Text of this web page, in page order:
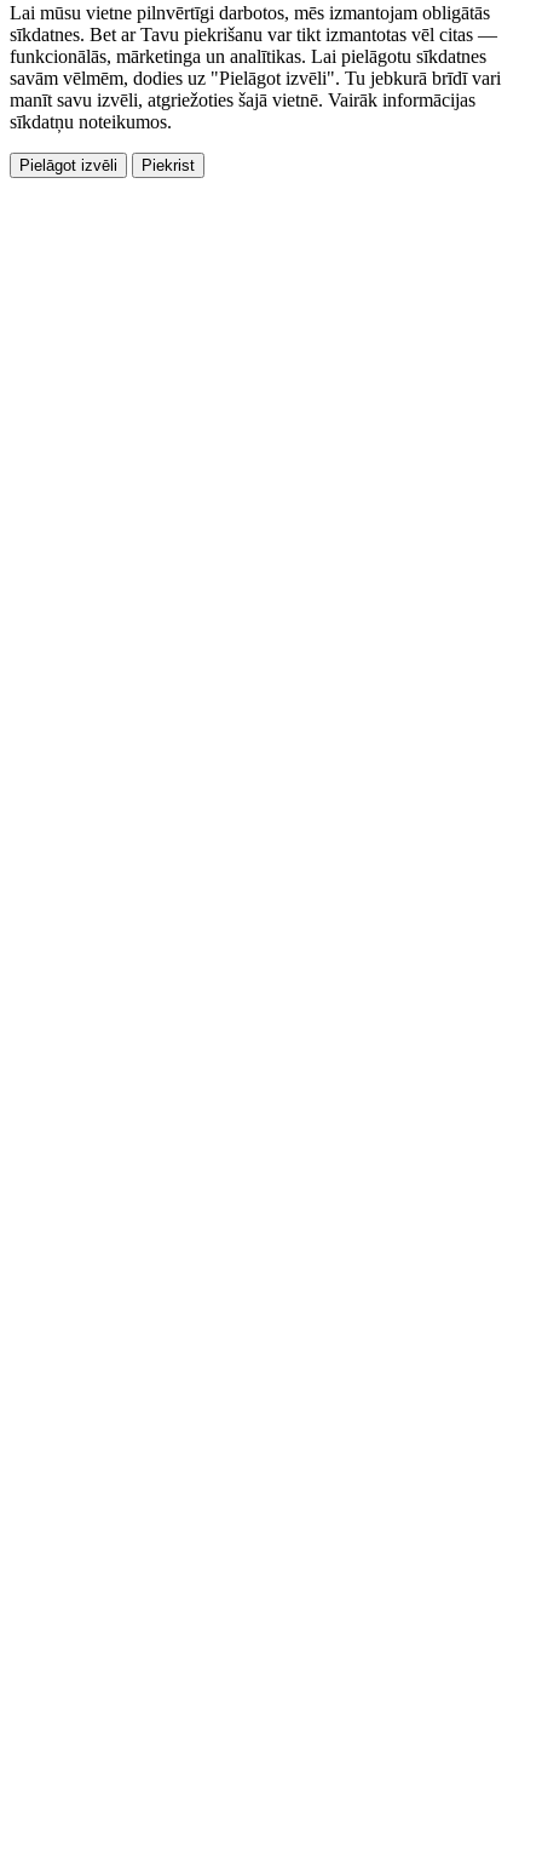
Lai mūsu vietne pilnvērtīgi darbotos, mēs izmantojam obligātās
sīkdatnes. Bet ar Tavu piekrišanu var tikt izmantotas vēl citas —
funkcionālās, mārketinga un analītikas. Lai pielāgotu sīkdatnes
savām vēlmēm, dodies uz "Pielāgot izvēli". Tu jebkurā brīdī vari
manīt savu izvēli, atgriežoties šajā vietnē. Vairāk informācijas
sīkdatņu noteikumos.
Pielāgot izvēli Piekrist